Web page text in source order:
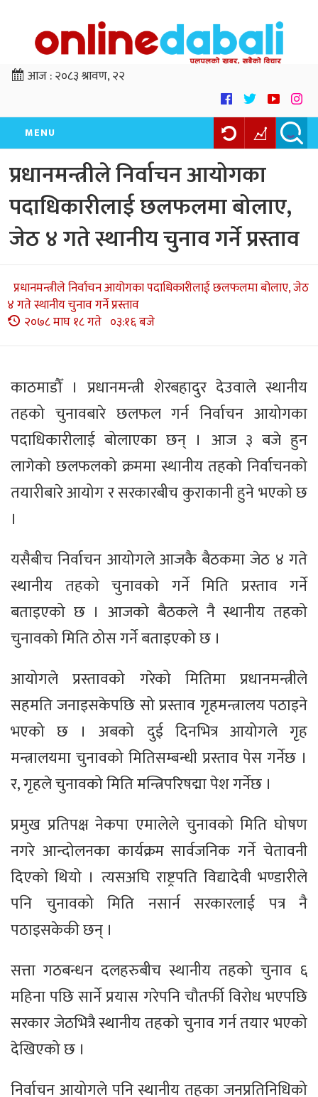
आज :२०८३ श्रावण, २२
MENU
प्रधानमन्त्रीले निर्वाचन आयोगका
पदाधिकारीलाई छलफलमा बोलाए,
जेठ ४ गते स्थानीय चुनाव गर्ने प्रस्ताव
प्रधानमन्त्रीले निर्वाचन आयोगका पदाधिकारीलाई छलफलमा बोलाए, जेठ
४ गते स्थानीय चुनाव गर्ने प्रस्ताव
२०७८ माघ १८ गते ०३:१६ बजे
काठमाडौँ । प्रधानमन्त्री शेरबहादुर देउवाले स्थानीय
तहको चुनावबारे छलफल गर्न निर्वाचन आयोगका
पदाधिकारीलाई बोलाएका छन् । आज ३ बजे हुन
लागेको छलफलको क्रममा स्थानीय तहको निर्वाचनको
तयारीबारे आयोग र सरकारबीच कुराकानी हुने भएको छ
।
यसैबीच निर्वाचन आयोगले आजकै बैठकमा जेठ ४ गते
स्थानीय तहको चुनावको गर्ने मिति प्रस्ताव गर्ने
बताइएको छ । आजको बैठकले नै स्थानीय तहको
चुनावको मिति ठोस गर्ने बताइएको छ ।
आयोगले प्रस्तावको गरेको मितिमा प्रधानमन्त्रीले
सहमति जनाइसकेपछि सो प्रस्ताव गृहमन्त्रालय पठाइने
भएको छ । अबको दुई दिनभित्र आयोगले गृह
मन्त्रालयमा चुनावको मितिसम्बन्धी प्रस्ताव पेस गर्नेछ ।
र, गृहले चुनावको मिति मन्त्रिपरिषद्मा पेश गर्नेछ ।
प्रमुख प्रतिपक्ष नेकपा एमालेले चुनावको मिति घोषण
नगरे आन्दोलनका कार्यक्रम सार्वजनिक गर्ने चेतावनी
दिएको थियो । त्यसअघि राष्ट्रपति विद्यादेवी भण्डारीले
पनि चुनावको मिति नसार्न सरकारलाई पत्र नै
पठाइसकेकी छन् ।
सत्ता गठबन्धन दलहरुबीच स्थानीय तहको चुनाव ६
महिना पछि सार्ने प्रयास गरेपनि चौतर्फी विरोध भएपछि
सरकार जेठभित्रै स्थानीय तहको चुनाव गर्न तयार भएको
देखिएको छ ।
निर्वाचन आयोगले पनि स्थानीय तहका जनप्रतिनिधिको